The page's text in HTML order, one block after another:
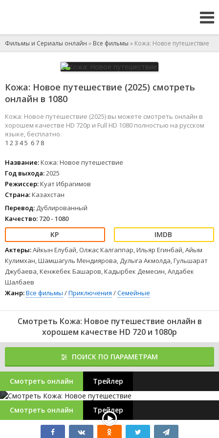
Фильмы и Сериалы онлайн » Все фильмы » Кожа: Новое путешествие
Кожа: Новое путешествие (2025) смотреть
онлайн в 1080
Кожа: Новое путешествие (2025) вы можете смотреть онлайн в
хорошем качестве HD 720p и Full HD 1080 полностью на русском
языке, бесплатно.
1 23 45 67 8
Название:Кожа: Новое путешествие
Год выхода:2025
Режиссер:Куат Ибрагимов
Страна:Казахстан
Перевод: Дублированный
Качество: 720 - 1080
Актеры:Айкын Елубай, Олжас Калгаппар, Ильяр Егинбай, Айым
Кулимхан, Шамшагуль Мендиярова, Дулыга Акмолда, Гульшарат
Джубаева, Кенжебек Башаров, Кадырбек Демесин, Алдабек
Шалбаев
Жанр:Все фильмы /Приключения /Семейные
Смотреть Кожа: Новое путешествие онлайн в
хорошем качестве HD 720 и 1080p
ПОИСК ПО ПАРАМЕТРАМ
Смотреть онлайн Трейлер
Смотреть онлайн Трейлер